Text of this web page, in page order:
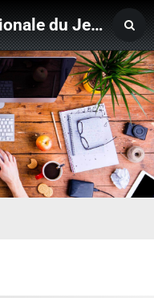
Association Internationale du Jeu de Ficelle